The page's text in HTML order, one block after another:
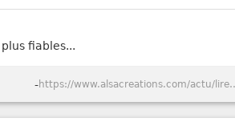
fiables...
- https://www.alsacreations.com/actu/